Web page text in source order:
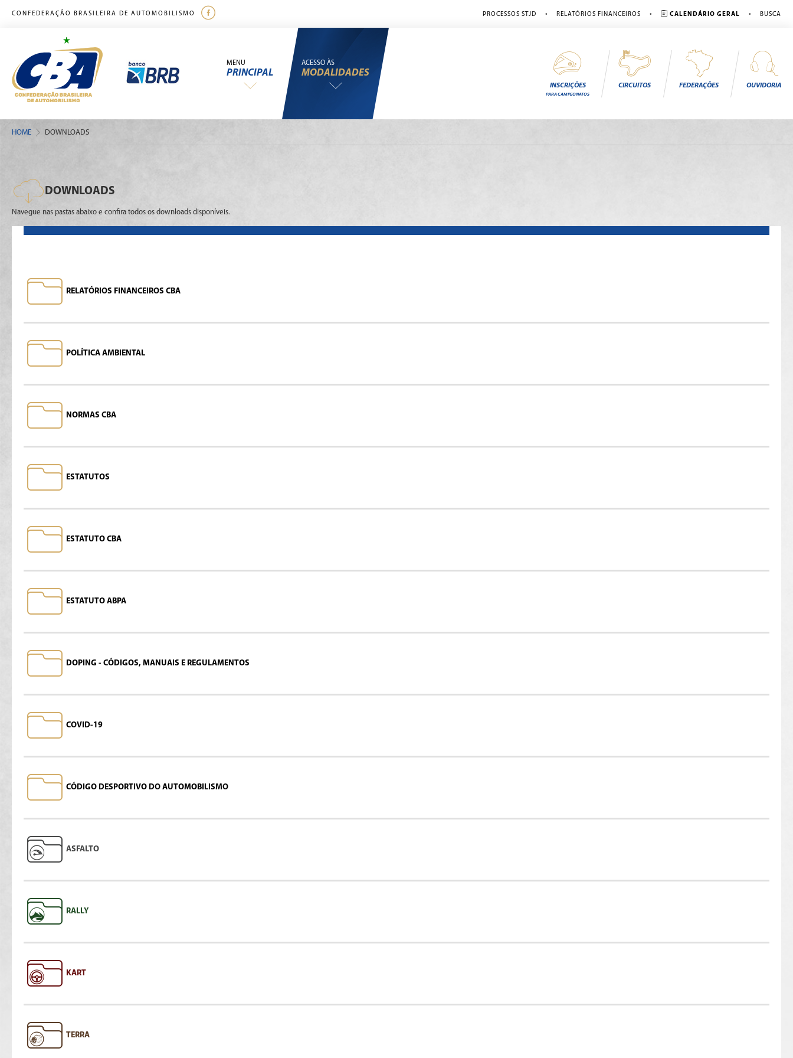
CONFEDERAÇÃO BRASILEIRA DE AUTOMOBILISMO PROCESSOS STJD • RELATÓRIOS FINANCEIROS • CALENDÁRIO GERAL • BUSCA
MENU
PRINCIPAL
ACESSO ÀS
MODALIDADES
INSCRIÇÕES
PARA CAMPEONATOS
CIRCUITOS FEDERAÇÕES OUVIDORIA
HOME DOWNLOADS
DOWNLOADS
Navegue nas pastas abaixo e confira todos os downloads disponíveis.
RELATÓRIOS FINANCEIROS CBA
POLÍTICA AMBIENTAL
NORMAS CBA
ESTATUTOS
ESTATUTO CBA
ESTATUTO ABPA
DOPING - CÓDIGOS, MANUAIS E REGULAMENTOS
COVID-19
CÓDIGO DESPORTIVO DO AUTOMOBILISMO
ASFALTO
RALLY
KART
TERRA